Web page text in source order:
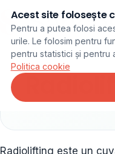
Radiolifting este un
Acest site folosește
Pentru a putea folosi
urile. Le folosim pentru
pentru statistici și pentru
Politica cookie